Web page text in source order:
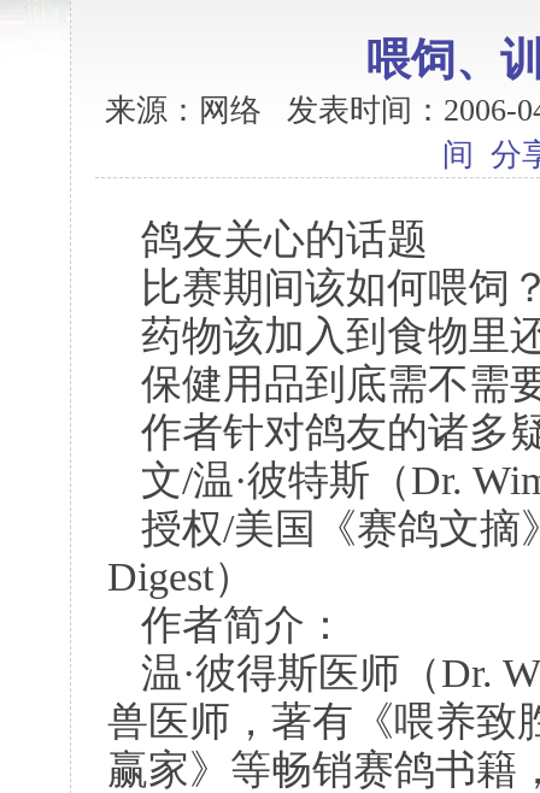
喂饲、
来源：网络 发表时间：2006-
间
分
鸽友关心的话题
比赛期间该如何喂饲
药物该加入到食物里
保健用品到底需不需
作者针对鸽友的诸多
文/温·彼特斯（Dr.
授权/美国《赛鸽文摘
Digest）
作者简介：
温·彼得斯医师（Dr.
兽医师，著有《喂养致
赢家》等畅销赛鸽书籍